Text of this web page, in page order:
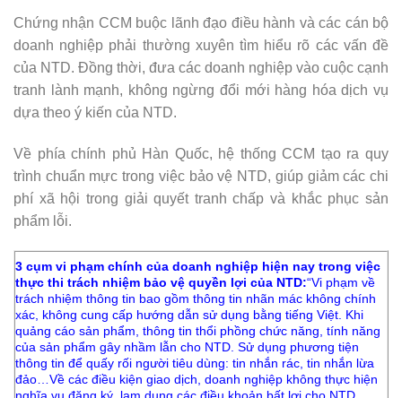
Chứng nhận CCM buộc lãnh đạo điều hành và các cán bộ
doanh nghiệp phải thường xuyên tìm hiểu rõ các vấn đề
của NTD. Đồng thời, đưa các doanh nghiệp vào cuộc cạnh
tranh lành mạnh, không ngừng đổi mới hàng hóa dịch vụ
dựa theo ý kiến của NTD.
Về phía chính phủ Hàn Quốc, hệ thống CCM tạo ra quy
trình chuẩn mực trong việc bảo vệ NTD, giúp giảm các chi
phí xã hội trong giải quyết tranh chấp và khắc phục sản
phẩm lỗi.
3 cụm vi phạm chính của doanh nghiệp hiện nay trong việc
thực thi trách nhiệm bảo vệ quyền lợi của NTD:“Vi phạm về
trách nhiệm thông tin bao gồm thông tin nhãn mác không chính
xác, không cung cấp hướng dẫn sử dụng bằng tiếng Việt. Khi
quảng cáo sản phẩm, thông tin thổi phồng chức năng, tính năng
của sản phẩm gây nhầm lẫn cho NTD. Sử dụng phương tiện
thông tin để quấy rối người tiêu dùng: tin nhắn rác, tin nhắn lừa
đảo…Về các điều kiện giao dịch, doanh nghiệp không thực hiện